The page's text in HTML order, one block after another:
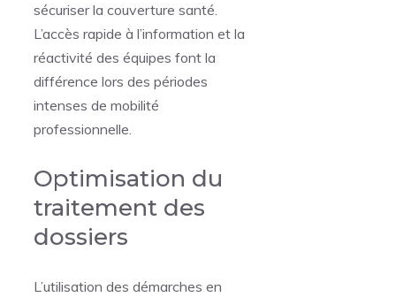
sécuriser la couverture santé.
L’accès rapide à l’information et la
réactivité des équipes font la
différence lors des périodes
intenses de mobilité
professionnelle.
Optimisation du
traitement des
dossiers
L’utilisation des démarches en